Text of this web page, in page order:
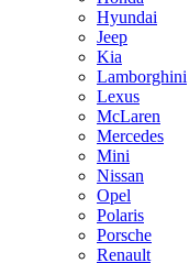
Hyundai
Jeep
Kia
Lamborghini
Lexus
McLaren
Mercedes
Mini
Nissan
Opel
Polaris
Porsche
Renault